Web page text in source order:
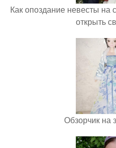
Как опоздание невесты на
открыть
Обзорчик на